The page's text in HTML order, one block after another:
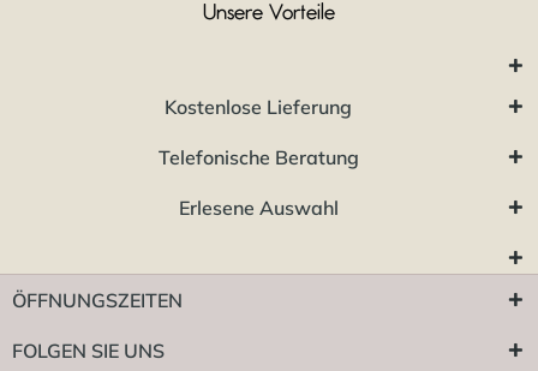
Unsere Vorteile
Kostenlose Lieferung
Telefonische Beratung
Erlesene Auswahl
ÖFFNUNGSZEITEN
FOLGEN SIE UNS